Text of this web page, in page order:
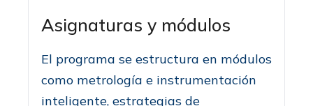
Asignaturas y módulos
El programa se estructura en módulos
como metrología e instrumentación
inteligente, estrategias de